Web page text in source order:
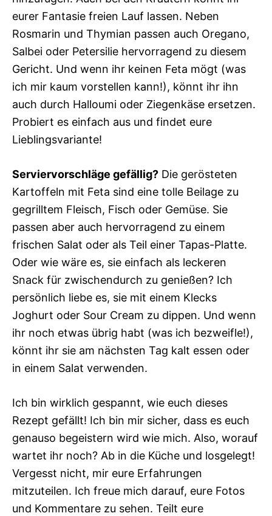
eurer Fantasie freien Lauf lassen. Neben
Rosmarin und Thymian passen auch Oregano,
Salbei oder Petersilie hervorragend zu diesem
Gericht. Und wenn ihr keinen Feta mögt (was
ich mir kaum vorstellen kann!), könnt ihr ihn
auch durch Halloumi oder Ziegenkäse ersetzen.
Probiert es einfach aus und findet eure
Lieblingsvariante!
Serviervorschläge gefällig? Die gerösteten
Kartoffeln mit Feta sind eine tolle Beilage zu
gegrilltem Fleisch, Fisch oder Gemüse. Sie
passen aber auch hervorragend zu einem
frischen Salat oder als Teil einer Tapas-Platte.
Oder wie wäre es, sie einfach als leckeren
Snack für zwischendurch zu genießen? Ich
persönlich liebe es, sie mit einem Klecks
Joghurt oder Sour Cream zu dippen. Und wenn
ihr noch etwas übrig habt (was ich bezweifle!),
könnt ihr sie am nächsten Tag kalt essen oder
in einem Salat verwenden.
Ich bin wirklich gespannt, wie euch dieses
Rezept gefällt! Ich bin mir sicher, dass es euch
genauso begeistern wird wie mich. Also, worauf
wartet ihr noch? Ab in die Küche und losgelegt!
Vergesst nicht, mir eure Erfahrungen
mitzuteilen. Ich freue mich darauf, eure Fotos
und Kommentare zu sehen. Teilt eure